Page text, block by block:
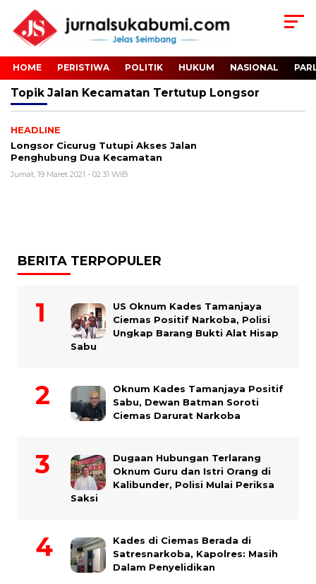
HOME PERISTIWA POLITIK HUKUM NASIONAL
Topik Jalan Kecamatan Tertutup Longsor
HEADLINE
Longsor Cicurug Tutupi Akses Jalan
Penghubung Dua Kecamatan
Jumat, 19 Maret 2021 - 02:31 WIB
BERITA TERPOPULER
US Oknum Kades Tamanjaya
Ciemas Positif Narkoba, Polisi
Ungkap Barang Bukti Alat Hisap
Sabu
Oknum Kades Tamanjaya Positif
Sabu, Dewan Batman Soroti
Ciemas Darurat Narkoba
Dugaan Hubungan Terlarang
Oknum Guru dan Istri Orang di
Kalibunder, Polisi Mulai Periksa
Saksi
Kades di Ciemas Berada di
Satresnarkoba, Kapolres: Masih
Dalam Penyelidikan